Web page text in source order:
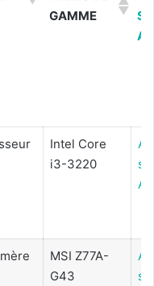
GAMME
Intel Core
i3-3220
MSI Z77A-
G43